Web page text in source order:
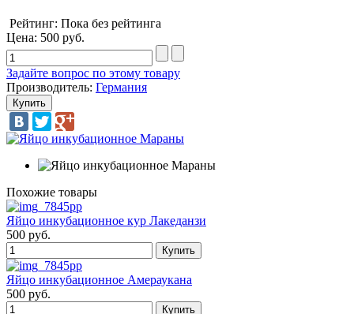
Рейтинг: Пока без рейтинга
Цена: 500 руб.
Задайте вопрос по этому товару
Производитель: Германия
Похожие товары
Яйцо инкубационное кур Лакеданзи
500 руб.
Яйцо инкубационное Амераукана
500 руб.